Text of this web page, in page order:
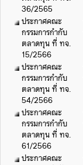
36/2565
ประกาศคณะ
กรรมการกำกับ
ตลาดทุน ที่ ทจ.
15/2566
ประกาศคณะ
กรรมการกำกับ
ตลาดทุน ที่ ทจ.
54/2566
ประกาศคณะ
กรรมการกำกับ
ตลาดทุน ที่ ทจ.
61/2566
ประกาศคณะ